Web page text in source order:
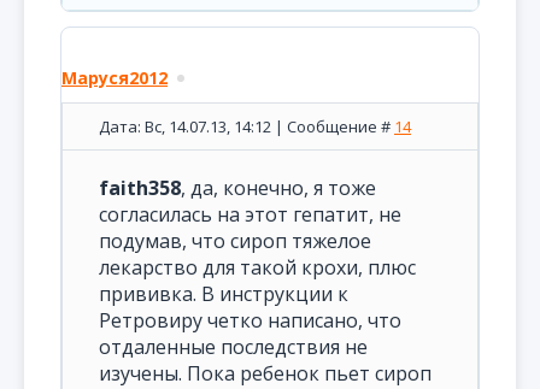
Маруся2012
Дата: Вс, 14.07.13, 14:12 | Сообщение # 14
faith358, да, конечно, я тоже
согласилась на этот гепатит, не
подумав, что сироп тяжелое
лекарство для такой крохи, плюс
прививка. В инструкции к
Ретровиру четко написано, что
отдаленные последствия не
изучены. Пока ребенок пьет сироп